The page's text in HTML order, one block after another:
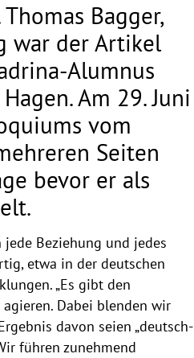
Bagger,
war der Artikel
Alumnus
Am 29. Juni
vom
Seiten
bevor er als
Beziehung und jedes
etwa in der deutschen
„Es gibt den
Dabei blenden wir
davon seien „deutsch-
führen zunehmend